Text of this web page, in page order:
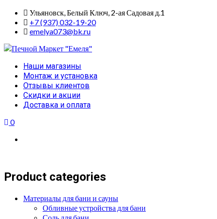
Skip
content
Ульяновск, Белый Ключ, 2-ая Садовая д.1
+7 (937) 032-19-20
emelya073@bk.ru
Primary
Menu
Наши магазины
Монтаж и установка
Отзывы клиентов
Скидки и акции
Доставка и оплата
0
Product categories
Материалы для бани и сауны
Обливные устройства для бани